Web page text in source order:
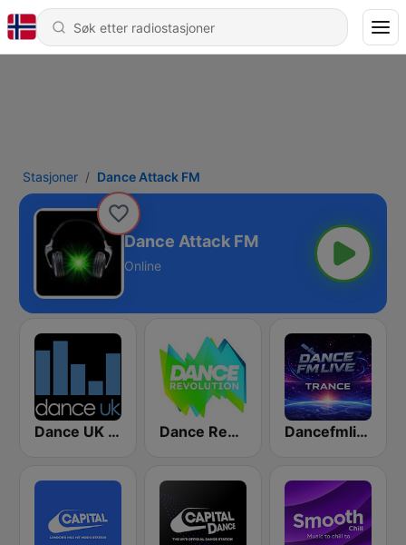
Stasjoner Dance Attack FM
Dance Attack FM
Online
Dance UK Radio Dance Revolution Dancefmlive Trance